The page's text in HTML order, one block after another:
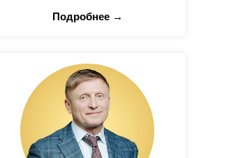
Подробнее →